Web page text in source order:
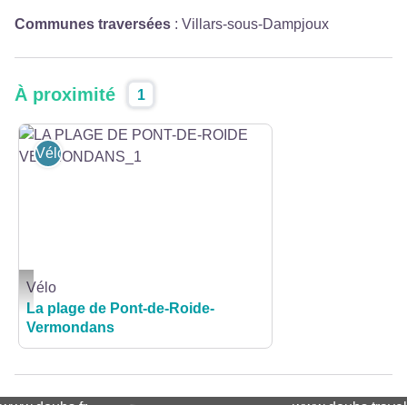
Communes traversées : Villars-sous-Dampjoux
À proximité 1
LA PLAGE DE PONT-DE-ROIDE VERMONDANS_1 - Teddy Verneuil / Pays
Vélo
Vélo
La plage de Pont-de-Roide-
Vermondans